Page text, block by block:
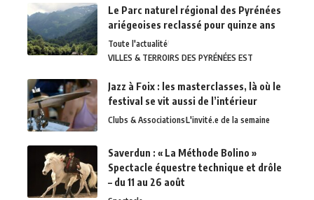
Le Parc naturel régional des Pyrénées
ariégeoises reclassé pour quinze ans
Toute l'actualité
VILLES & TERROIRS DES PYRÉNÉES EST
Jazz à Foix : les masterclasses, là où le
festival se vit aussi de l’intérieur
Clubs & AssociationsL'invité.e de la semaine
Saverdun : « La Méthode Bolino »
Spectacle équestre technique et drôle
– du 11 au 26 août